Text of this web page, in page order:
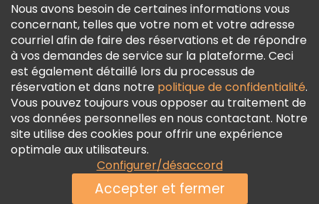
Politique En Matière De Cookies
Freetour Prix
Programme De Fidélité
Nous avons besoin de certaines informations vous
concernant, telles que votre nom et votre adresse
courriel afin de faire des réservations et de répondre
à vos demandes de service sur la plateforme. Ceci
est également détaillé lors du processus de
réservation et dans notre politique de confidentialité.
Vous pouvez toujours vous opposer au traitement de
vos données personnelles en nous contactant. Notre
site utilise des cookies pour offrir une expérience
optimale aux utilisateurs.
Configurer/désaccord
Accepter et fermer